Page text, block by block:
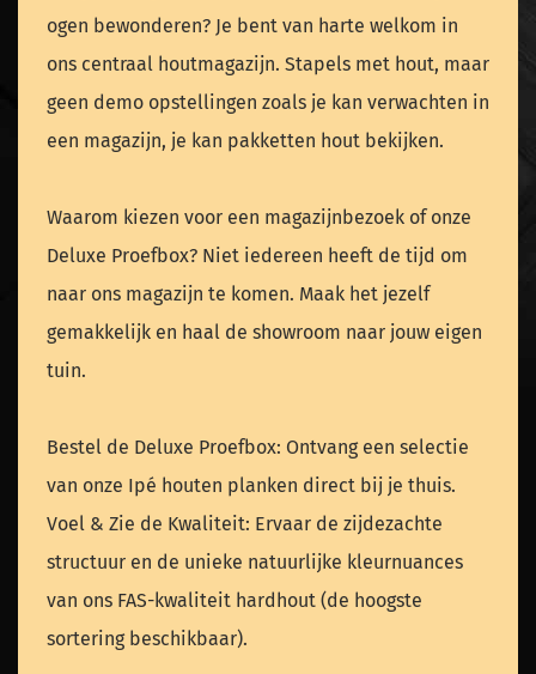
ogen bewonderen? Je bent van harte welkom in
ons centraal houtmagazijn. Stapels met hout, maar
geen demo opstellingen zoals je kan verwachten in
een magazijn, je kan pakketten hout bekijken.
Waarom kiezen voor een magazijnbezoek of onze
Deluxe Proefbox? Niet iedereen heeft de tijd om
naar ons magazijn te komen. Maak het jezelf
gemakkelijk en haal de showroom naar jouw eigen
tuin.
Bestel de Deluxe Proefbox: Ontvang een selectie
van onze Ipé houten planken direct bij je thuis.
Voel & Zie de Kwaliteit: Ervaar de zijdezachte
structuur en de unieke natuurlijke kleurnuances
van ons FAS-kwaliteit hardhout (de hoogste
sortering beschikbaar).